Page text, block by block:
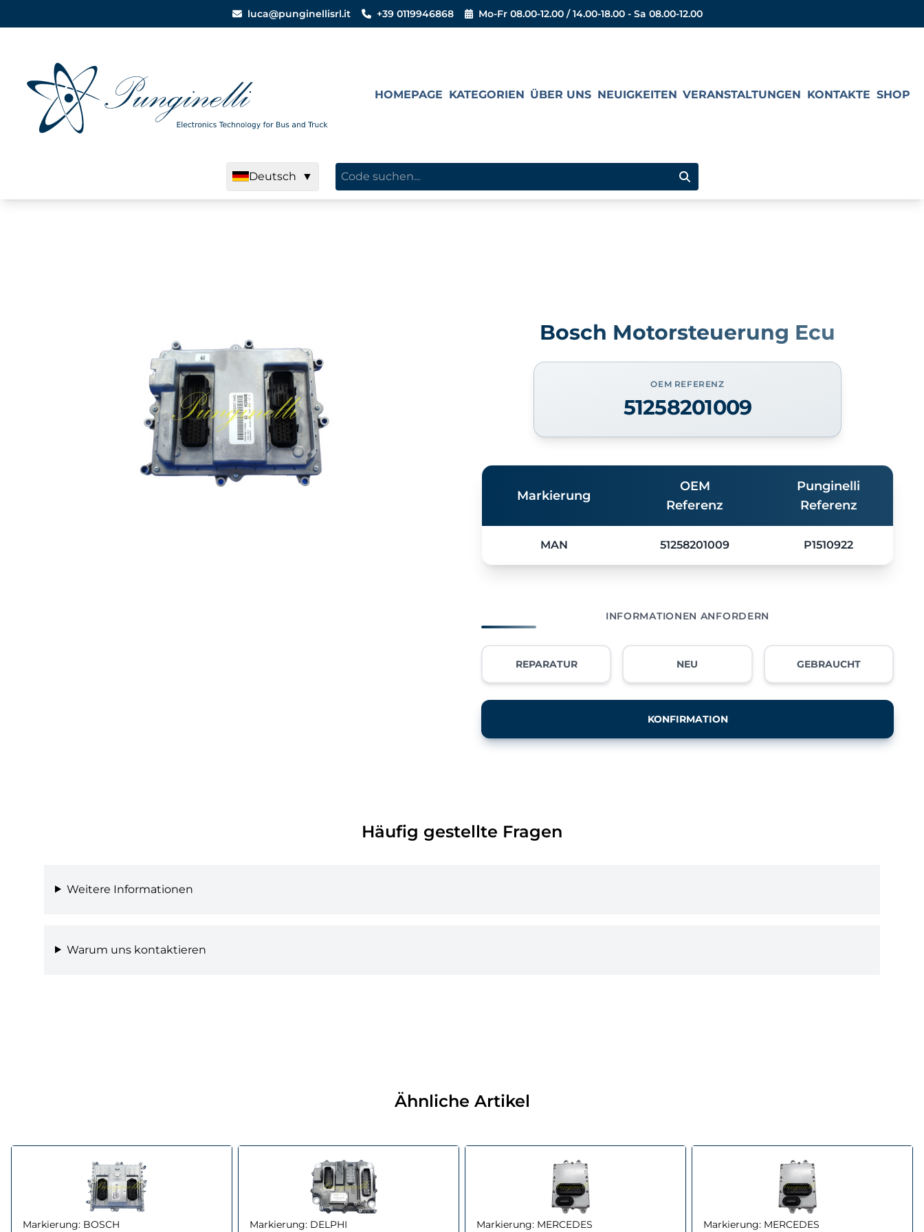
luca@punginellisrl.it +39 0119946868 Mo-Fr 08.00-12.00 / 14.00-18.00 - Sa 08.00-12.00
HOMEPAGE KATEGORIEN ÜBER UNS NEUIGKEITEN VERANSTALTUNGEN KONTAKTE SHOP
Deutsch ▼
Bosch Motorsteuerung Ecu
OEM REFERENZ
51258201009
Markierung
OEM
Referenz
Punginelli
Referenz
MAN 51258201009 P1510922
INFORMATIONEN ANFORDERN
REPARATUR NEU GEBRAUCHT
KONFIRMATION
Häufig gestellte Fragen
Weitere Informationen
Warum uns kontaktieren
Ähnliche Artikel
Markierung: BOSCH
Markierung: DELPHI
Markierung: MERCEDES
Markierung: MERCEDES